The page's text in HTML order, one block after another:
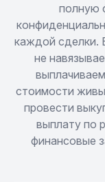
Explorer
F-150
Festiva
Fiesta
полную
каждой сделки.
не
стоимости
провести
выплату по
финансовые